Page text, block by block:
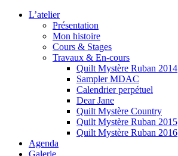
L’atelier
Présentation
Mon histoire
Cours & Stages
Travaux & En-cours
Quilt Mystère Ruban 2014
Sampler MDAC
Calendrier perpétuel
Dear Jane
Quilt Mystère Country
Quilt Mystère Ruban 2015
Quilt Mystère Ruban 2016
Agenda
Galerie